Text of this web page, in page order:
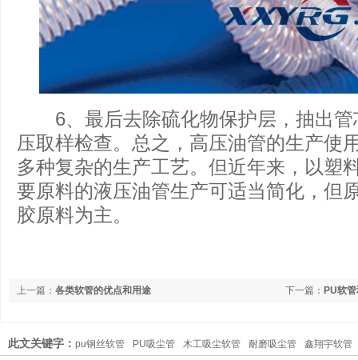
6、最后去除硫化物保护层，抽出管
压取样检查。总之，高压油管的生产使
多种复杂的生产工艺。但近年来，以塑
要原料的液压油管生产可适当简化，但
胶原料为主。
下一篇： PU软
上一篇： 各类软管的优点和用途
此文关键字： pu钢丝软管 PU吸尘管 木工吸尘软管 耐磨吸尘管 鑫翔宇软管